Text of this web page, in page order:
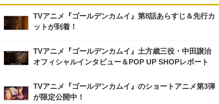
TVアニメ『ゴールデンカムイ』第8話あらすじ＆先行カ
ットが到着！
TVアニメ『ゴールデンカムイ』土方歳三役・中田譲治
オフィシャルインタビュー＆POP UP SHOPレポート
TVアニメ『ゴールデンカムイ』のショートアニメ第3弾
が限定公開中！